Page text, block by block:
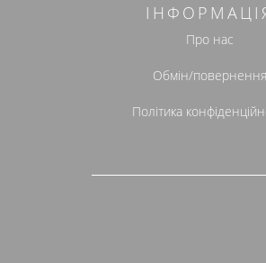
Про нас
Обмін/повернення
Політика